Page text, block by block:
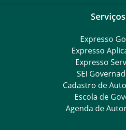
Serviços
Expresso
Expresso
Expresso
SEI
Cadastro de
Escola de
Agenda de